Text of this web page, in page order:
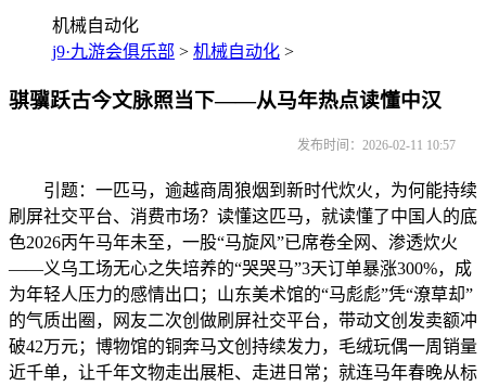
机械自动化
j9·九游会俱乐部 > 机械自动化 >
骐骥跃古今文脉照当下——从马年热点读懂中汉
发布时间：2026-02-11 10:57
引题：一匹马，逾越商周狼烟到新时代炊火，为何能持续
刷屏社交平台、消费市场？读懂这匹马，就读懂了中国人的底
色2026丙午马年未至，一股“马旋风”已席卷全网、渗透炊火
——义乌工场无心之失培养的“哭哭马”3天订单暴涨300%，成
为年轻人压力的感情出口；山东美术馆的“马彪彪”凭“潦草却”
的气质出圈，网友二次创做刷屏社交平台，带动文创发卖额冲
破42万元；博物馆的铜奔马文创持续发力，毛绒玩偶一周销量
近千单，让千年文物走出展柜、走进日常；就连马年春晚从标